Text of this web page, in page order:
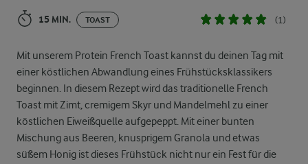
15 MIN. TOAST (1)
Mit unserem Protein French Toast kannst du deinen Tag mit
einer köstlichen Abwandlung eines Frühstücksklassikers
beginnen. In diesem Rezept wird das traditionelle French
Toast mit Zimt, cremigem Skyr und Mandelmehl zu einer
köstlichen Eiweißquelle aufgepeppt. Mit einer bunten
Mischung aus Beeren, knusprigem Granola und etwas
süßem Honig ist dieses Frühstück nicht nur ein Fest für die